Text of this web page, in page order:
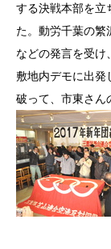
する決戦本部を立
た。動労千葉の繁
などの発言を受け
敷地内デモに出発
破って、市東さん